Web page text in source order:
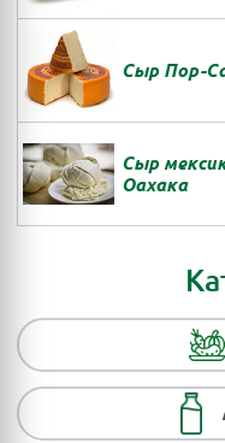
Сыр Пор-
Сыр
Оахака